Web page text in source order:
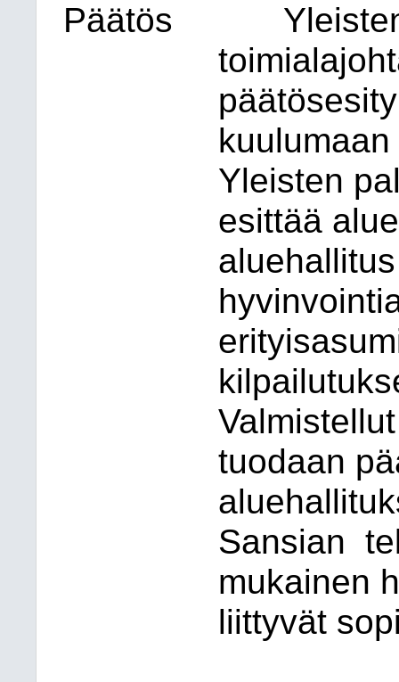
Päätös
Yleisten
esittää
tuodaan
Sansian
mukainen
liittyvät